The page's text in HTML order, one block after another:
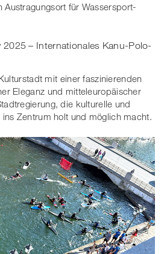
Austragungsort für Wassersport-
2025 – Internationales Kanu-Polo-
mit einer faszinierenden
Eleganz und mitteleuropäischer
die kulturelle und
Zentrum holt und möglich macht.